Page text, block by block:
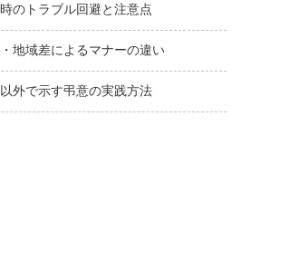
のトラブル回避と注意点
地域差によるマナーの違い
外で示す弔意の実践方法